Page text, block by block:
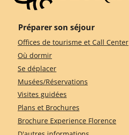
Préparer son séjour
Offices de tourisme et Call Center
Où dormir
Se déplacer
Musées/Réservations
Visites guidées
Plans et Brochures
Brochure Experience Florence